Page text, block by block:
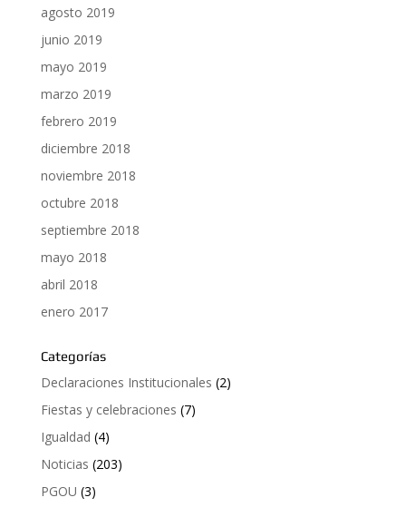
agosto 2019
junio 2019
mayo 2019
marzo 2019
febrero 2019
diciembre 2018
noviembre 2018
octubre 2018
septiembre 2018
mayo 2018
abril 2018
enero 2017
Categorías
Declaraciones Institucionales (2)
Fiestas y celebraciones (7)
Igualdad (4)
Noticias (203)
PGOU (3)